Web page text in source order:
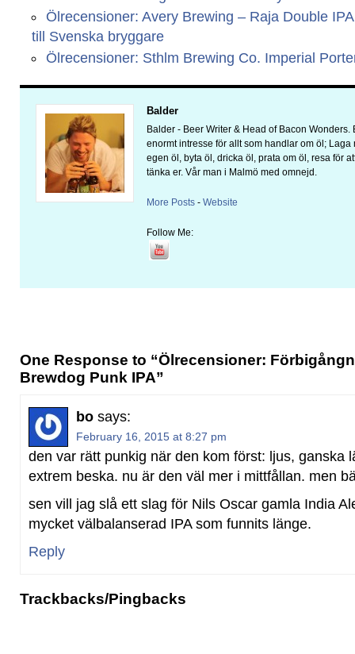
Ölrecensioner: Avery Brewing – Raja Double
till Svenska bryggare
Ölrecensioner: Sthlm Brewing Co. Imperial
Balder
Balder - Beer Writer & Head of Bacon Wonders.
enormt intresse för allt som handlar om öl; Laga
egen öl, byta öl, dricka öl, prata om öl, resa för
tänka er. Vår man i Malmö med omnejd.
More Posts - Website
Follow Me:
One Response to “Ölrecensioner:
Brewdog Punk IPA”
bo says:
February 16, 2015 at 8:27 pm
den var rätt punkig när den kom först: ljus, ganska
extrem beska. nu är den väl mer i mittfållan. men
sen vill jag slå ett slag för Nils Oscar gamla India
mycket välbalanserad IPA som funnits länge.
Reply
Trackbacks/Pingbacks